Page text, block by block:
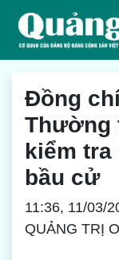
Đồng
Thường
kiểm tra
bầu cử
11:36, 11/03/
QUẢNG TRỊ